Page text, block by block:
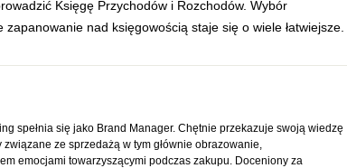
Księgę Przychodów i Rozchodów. Wybór
nad księgowością staje się o wiele łatwiejsze.
spełnia się jako Brand Manager. Chętnie przekazuje swoją wiedzę
związane ze sprzedażą w tym głównie obrazowanie,
emocjami towarzyszącymi podczas zakupu. Doceniony za